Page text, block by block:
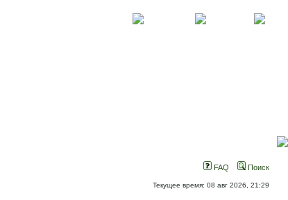
FAQ Поиск
Текущее время: 08 авг 2026, 21:29